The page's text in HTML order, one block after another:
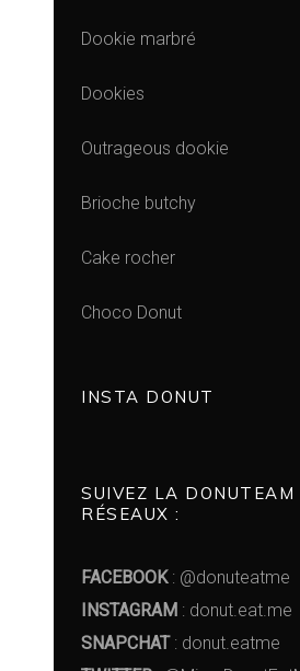
Dookie marbré
Dookies
Outrageous dookie
Brioche butchy
Cake rocher
Choco Donut
INSTA DONUT
SUIVEZ LA DONUTEAM
RÉSEAUX :
FACEBOOK: @donuteatme
INSTAGRAM : donut.eat.me
SNAPCHAT: donut.eatme